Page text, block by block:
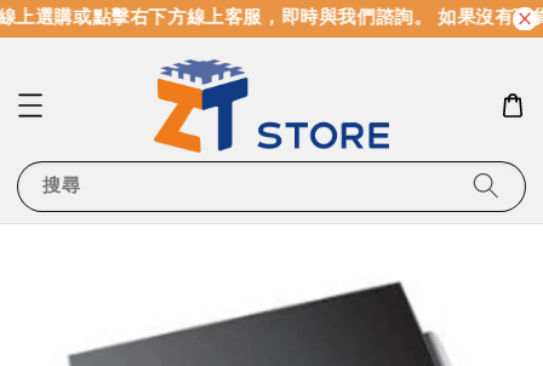
選購或點擊右下方線上客服，即時與我們諮詢。 如果沒有現
搜尋